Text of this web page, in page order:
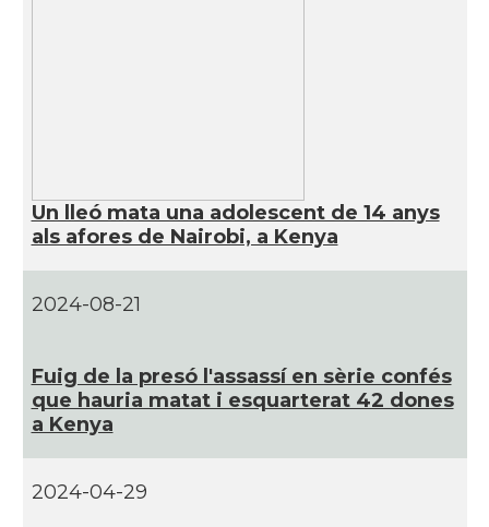
Un lleó mata una adolescent de 14 anys
als afores de Nairobi, a Kenya
2024-08-21
Fuig de la presó l'assassí­ en sèrie confés
que hauria matat i esquarterat 42 dones
a Kenya
2024-04-29